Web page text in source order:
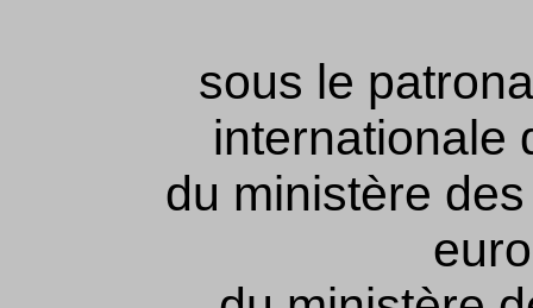
sous le
internationale
du ministère